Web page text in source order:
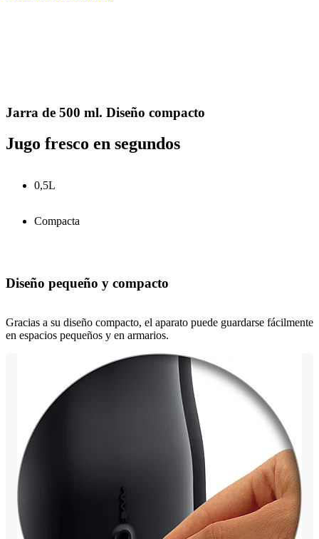
Jarra de 500 ml. Diseño compacto
Jugo fresco en segundos
0,5L
Compacta
Diseño pequeño y compacto
Gracias a su diseño compacto, el aparato puede guardarse fácilmente
en espacios pequeños y en armarios.